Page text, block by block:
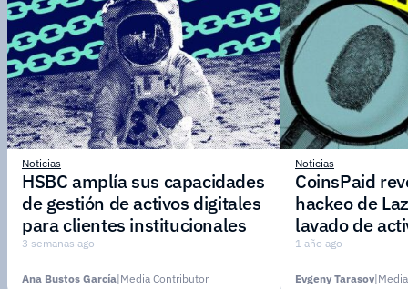
Noticias
HSBC amplía sus capacidades
de gestión de activos digitales
para clientes institucionales
3 semanas ago
Ana Bustos García|Media Contributor
Noticias
CoinsPaid
hackeo de
lavado de
1 año ago
Evgeny Tarasov|